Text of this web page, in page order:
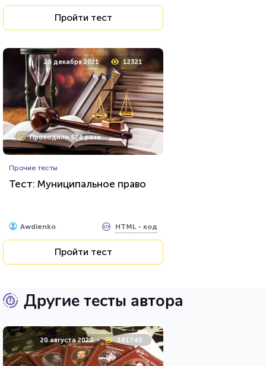
Пройти тест
29 декабря 2021 12321
Проходили 524 раза
Прочие тесты
Тест: Муниципальное право
Awdienko HTML - код
Пройти тест
Другие тесты автора
20 августа 2020 181740